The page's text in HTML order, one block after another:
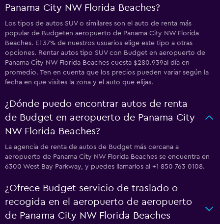
Panama City NW Florida Beaches?
Los tipos de autos SUV o similares son el auto de renta más
popular de Budgeten aeropuerto de Panama City NW Florida
Beaches. El 37% de nuestros usuarios elige este tipo a otras
opciones. Rentar autos tipo SUV con Budget en aeropuerto de
Panama City NW Florida Beaches cuesta $280.939al día en
promedio. Ten en cuenta que los precios pueden variar según la
fecha en que visites la zona y el auto que elijas.
¿Dónde puedo encontrar autos de renta
de Budget en aeropuerto de Panama City
NW Florida Beaches?
La agencia de renta de autos de Budget más cercana a
aeropuerto de Panama City NW Florida Beaches se encuentra en
6300 West Bay Parkway, y puedes llamarlos al +1 850 763 0108.
¿Ofrece Budget servicio de traslado o
recogida en el aeropuerto de aeropuerto
de Panama City NW Florida Beaches